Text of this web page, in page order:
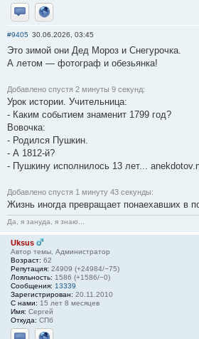
Отправить личное сообщение
Сайт
#9405 30.06.2026, 03:45
Это зимой они Дед Мороз и Снегурочка.
А летом — фотограф и обезьянка!
Добавлено спустя 2 минуты 9 секунд:
Урок истории. Учительница:
- Каким событием знаменит 1799 год?
Вовочка:
- Родился Пушкин.
- А 1812-й?
- Пушкину исполнилось 13 лет...
Добавлено спустя 1 минуту 43 секунды:
Жизнь иногда превращает понаехавших в
Да, я зануда, я знаю...
Uksus
Автор темы, Администратор
Возраст: 62
Репутация: 24909 (+24984/−75)
Лояльность: 1586 (+1586/−0)
Сообщения: 13339
Зарегистрирован: 20.11.2010
С нами: 15 лет 8 месяцев
Имя: Сергей
Откуда: СПб